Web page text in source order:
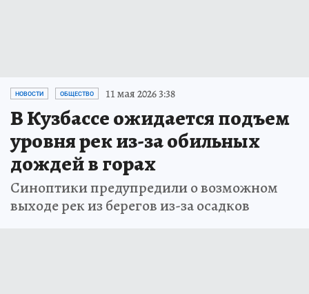
НОВОСТИ ОБЩЕСТВО 11 мая 2026 3:38
В Кузбассе ожидается подъем
уровня рек из-за обильных
дождей в горах
Синоптики предупредили о возможном
выходе рек из берегов из-за осадков